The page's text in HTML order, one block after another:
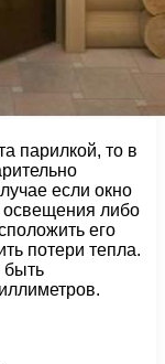
парилкой, то в
если окно
освещения либо
его
потери тепла.
быть